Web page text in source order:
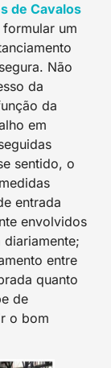
de Cavalos
um
Não
da
da
em
sentido, o
entrada
envolvidos
entre
quanto
de
o bom